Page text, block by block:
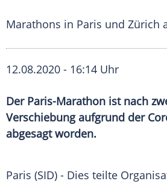
Marathons in Paris und Zürich
12.08.2020 - 16:14 Uhr
Der Paris-Marathon ist nach
Verschiebung aufgrund der
abgesagt worden.
Paris (SID) - Dies teilte